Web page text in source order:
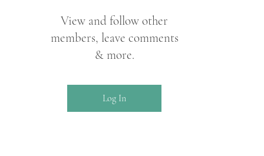
View and follow other
members, leave comments
& more.
Log In